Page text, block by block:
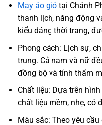
May áo giótại Chánh
thanh lịch, năng động
kiểu dáng thời trang,
Phong cách: Lịch sự,
trung. Cả nam và nữ
đồng bộ và tính thẩm
Chất liệu: Dựa trên
chất liệu mềm, nhẹ, có
Màu sắc: Theo yêu